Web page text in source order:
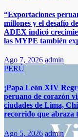
“Exportaciones
millones y el desafío
ADEX indicó
las MYPE también
Ago 7, 2026 admin
PERÚ
¡Papa León XIV
peruano de corazón
ciudades de Lima,
recorrido que abraza
Ago 5, 2026 admin